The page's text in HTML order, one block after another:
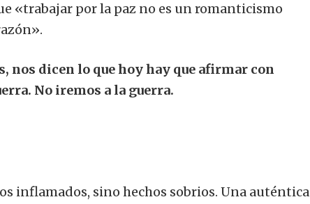
«trabajar por la paz no es un romanticismo
nos dicen lo que hoy hay que afirmar con
No iremos a la guerra.
inflamados, sino hechos sobrios. Una auténtica